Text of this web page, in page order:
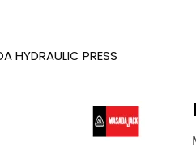
HYDRAULIC PRESS